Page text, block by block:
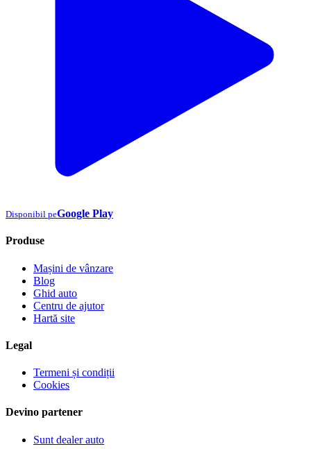
Disponibil peGoogle Play
Produse
Mașini de vânzare
Blog
Ghid auto
Centru de ajutor
Hartă site
Legal
Termeni și condiții
Cookies
Devino partener
Sunt dealer auto